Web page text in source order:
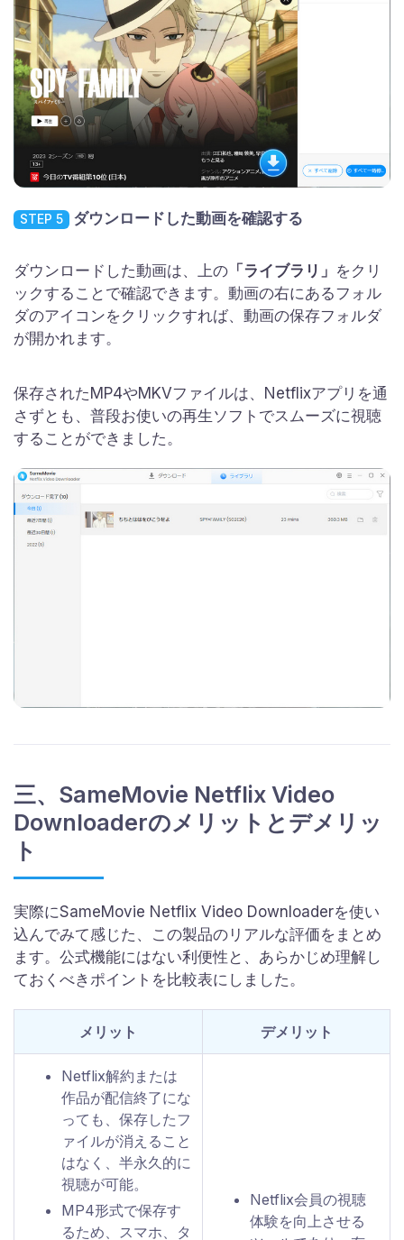
STEP 5 ダウンロードした動画を確認する
ダウンロードした動画は、上の 「ライブラリ」 をクリ
ックすることで確認できます。動画の右にあるフォル
ダのアイコンをクリックすれば、動画の保存フォルダ
が開かれます。
保存されたMP4やMKVファイルは、Netflixアプリを通
さずとも、普段お使いの再生ソフトでスムーズに視聴
することができました。
三、SameMovie Netflix Video
Downloaderのメリットとデメリッ
ト
実際にSameMovie Netflix Video Downloaderを使い
込んでみて感じた、この製品のリアルな評価をまとめ
ます。公式機能にはない利便性と、あらかじめ理解し
ておくべきポイントを比較表にしました。
メリット デメリット
Netflix解約または
作品が配信終了にな
っても、保存したフ
ァイルが消えること
はなく、半永久的に
視聴が可能。
MP4形式で保存す
るため、スマホ、タ
Netflix会員の視聴
体験を向上させる